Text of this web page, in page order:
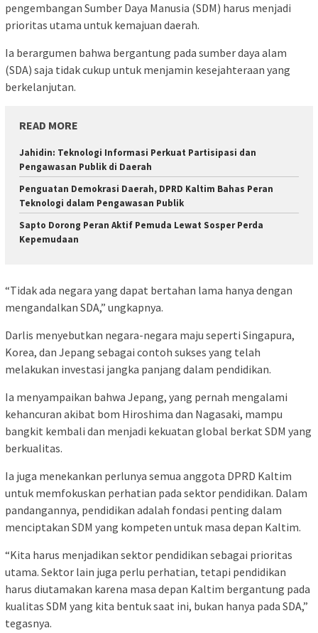
pengembangan Sumber Daya Manusia (SDM) harus menjadi
prioritas utama untuk kemajuan daerah.
Ia berargumen bahwa bergantung pada sumber daya alam
(SDA) saja tidak cukup untuk menjamin kesejahteraan yang
berkelanjutan.
READ MORE
Jahidin: Teknologi Informasi Perkuat Partisipasi dan
Pengawasan Publik di Daerah
Penguatan Demokrasi Daerah, DPRD Kaltim Bahas Peran
Teknologi dalam Pengawasan Publik
Sapto Dorong Peran Aktif Pemuda Lewat Sosper Perda
Kepemudaan
“Tidak ada negara yang dapat bertahan lama hanya dengan
mengandalkan SDA,” ungkapnya.
Darlis menyebutkan negara-negara maju seperti Singapura,
Korea, dan Jepang sebagai contoh sukses yang telah
melakukan investasi jangka panjang dalam pendidikan.
Ia menyampaikan bahwa Jepang, yang pernah mengalami
kehancuran akibat bom Hiroshima dan Nagasaki, mampu
bangkit kembali dan menjadi kekuatan global berkat SDM yang
berkualitas.
Ia juga menekankan perlunya semua anggota DPRD Kaltim
untuk memfokuskan perhatian pada sektor pendidikan. Dalam
pandangannya, pendidikan adalah fondasi penting dalam
menciptakan SDM yang kompeten untuk masa depan Kaltim.
“Kita harus menjadikan sektor pendidikan sebagai prioritas
utama. Sektor lain juga perlu perhatian, tetapi pendidikan
harus diutamakan karena masa depan Kaltim bergantung pada
kualitas SDM yang kita bentuk saat ini, bukan hanya pada SDA,”
tegasnya.